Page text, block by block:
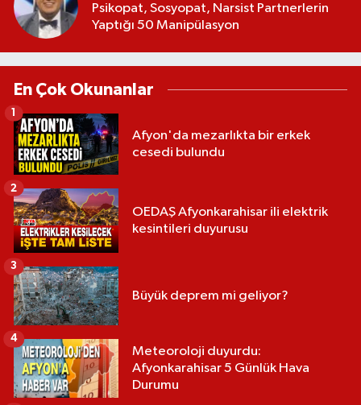
Psikopat, Sosyopat, Narsist Partnerlerin
Yaptığı 50 Manipülasyon
En Çok Okunanlar
Afyon'da mezarlıkta bir erkek
cesedi bulundu
1
OEDAŞ Afyonkarahisar ili elektrik
kesintileri duyurusu
2
Büyük deprem mi geliyor?
3
Meteoroloji duyurdu:
Afyonkarahisar 5 Günlük Hava
Durumu
4